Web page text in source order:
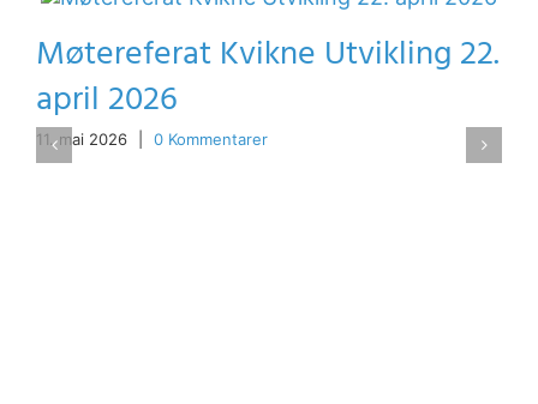
Møtereferat Kvikne Utvikling 22.
april 2026
11. mai 2026 0 Kommentarer